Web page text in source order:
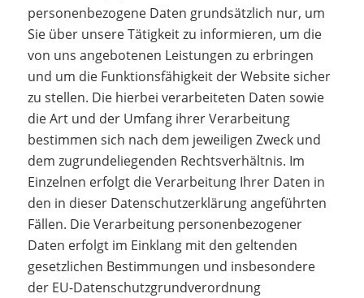
personenbezogene Daten grundsätzlich nur, um
Sie über unsere Tätigkeit zu informieren, um die
von uns angebotenen Leistungen zu erbringen
und um die Funktionsfähigkeit der Website sicher
zu stellen. Die hierbei verarbeiteten Daten sowie
die Art und der Umfang ihrer Verarbeitung
bestimmen sich nach dem jeweiligen Zweck und
dem zugrundeliegenden Rechtsverhältnis. Im
Einzelnen erfolgt die Verarbeitung Ihrer Daten in
den in dieser Datenschutzerklärung angeführten
Fällen. Die Verarbeitung personenbezogener
Daten erfolgt im Einklang mit den geltenden
gesetzlichen Bestimmungen und insbesondere
der EU-Datenschutzgrundverordnung